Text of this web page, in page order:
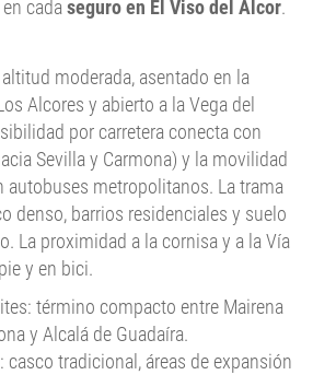
cada seguro en El Viso del Alcor.
moderada, asentado en la
Alcores y abierto a la Vega del
por carretera conecta con
Sevilla y Carmona) y la movilidad
autobuses metropolitanos. La trama
denso, barrios residenciales y suelo
La proximidad a la cornisa y a la Vía
y en bici.
término compacto entre Mairena
y Alcalá de Guadaíra.
casco tradicional, áreas de expansión